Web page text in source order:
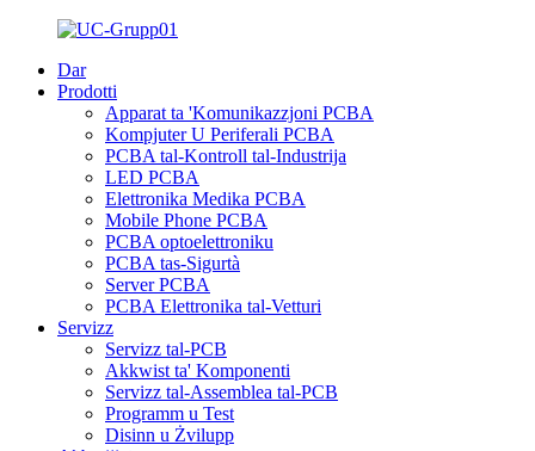
Dar
Prodotti
Apparat ta 'Komunikazzjoni PCBA
Kompjuter U Periferali PCBA
PCBA tal-Kontroll tal-Industrija
LED PCBA
Elettronika Medika PCBA
Mobile Phone PCBA
PCBA optoelettroniku
PCBA tas-Sigurtà
Server PCBA
PCBA Elettronika tal-Vetturi
Servizz
Servizz tal-PCB
Akkwist ta' Komponenti
Servizz tal-Assemblea tal-PCB
Programm u Test
Disinn u Żvilupp